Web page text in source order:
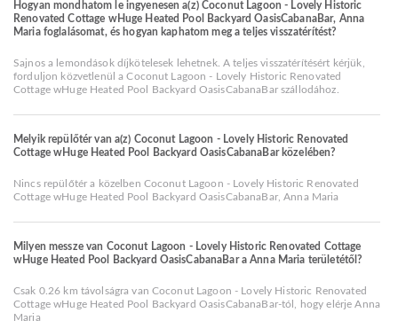
Hogyan mondhatom le ingyenesen a(z) Coconut Lagoon - Lovely Historic
Renovated Cottage wHuge Heated Pool Backyard OasisCabanaBar, Anna
Maria foglalásomat, és hogyan kaphatom meg a teljes visszatérítést?
Sajnos a lemondások díjkötelesek lehetnek. A teljes visszatérítésért kérjük,
forduljon közvetlenül a Coconut Lagoon - Lovely Historic Renovated
Cottage wHuge Heated Pool Backyard OasisCabanaBar szállodához.
Melyik repülőtér van a(z) Coconut Lagoon - Lovely Historic Renovated
Cottage wHuge Heated Pool Backyard OasisCabanaBar közelében?
Nincs repülőtér a közelben Coconut Lagoon - Lovely Historic Renovated
Cottage wHuge Heated Pool Backyard OasisCabanaBar, Anna Maria
Milyen messze van Coconut Lagoon - Lovely Historic Renovated Cottage
wHuge Heated Pool Backyard OasisCabanaBar a Anna Maria területétől?
Csak 0.26 km távolságra van Coconut Lagoon - Lovely Historic Renovated
Cottage wHuge Heated Pool Backyard OasisCabanaBar-tól, hogy elérje Anna
Maria